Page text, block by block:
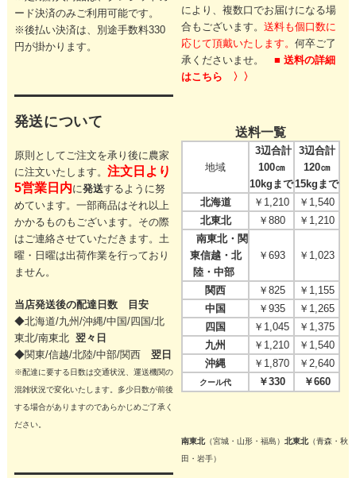
ード決済のみご利用可能です。
※後払い決済は、別途手数料330
円が掛かります。
発送について
原則としてご注文を承り後に農家
に注文いたします。 注文日より
5営業日内に発送するように努
めています。一部商品はそれ以上
かかるものもございます。その際
はご連絡させていただきます。 土
曜・日曜は出荷作業を行っており
ません。
当店発送後の配達日数 目安
◆北海道/九州/沖縄/中国/四国/北
東北/南東北 翌々日
◆関東/信越/北陸/中部/関西 翌日
※配達に要する日数は交通状況、運送機関の
混雑状況で変化いたします。多少日数が前後
する場合がありますのであらかじめご了承く
ださい。
により、複数口でお届けになる場
合もございます。送料も個口数に
応じて頂戴いたします。何卒ご了
承くださいませ。■ 送料の詳細
はこちら 〉〉
送料一覧
地域
3辺合計
100㎝
10kgまで
3辺合計
120㎝
15kgまで
北海道
￥1,210
￥1,540
北東北
￥880
￥1,210
南東北・関
東信越・北
陸・中部
￥693 ￥1,023
関西 ￥825
￥1,155
中国
￥935
￥1,265
四国
￥1,045
￥1,375
九州
￥1,210
￥1,540
沖縄
￥1,870 ￥2,640
クール代 ￥330 ￥660
南東北（宮城・山形・福島）北東北（青森・秋
田・岩手）